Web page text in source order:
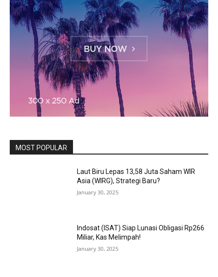
MOST POPULAR
Laut Biru Lepas 13,58 Juta Saham WIR
Asia (WIRG), Strategi Baru?
January 30, 2025
Indosat (ISAT) Siap Lunasi Obligasi Rp266
Miliar, Kas Melimpah!
January 30, 2025